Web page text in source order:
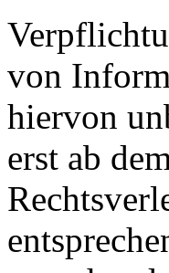
von
hiervon
erst ab